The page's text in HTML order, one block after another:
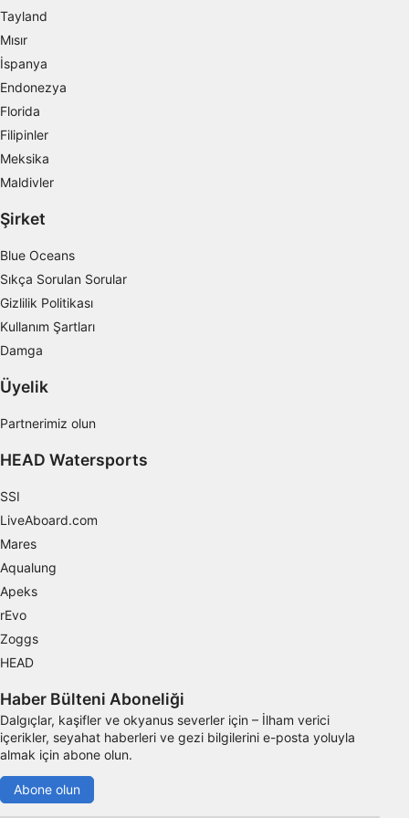
Tayland
Mısır
İspanya
Endonezya
Florida
Filipinler
Meksika
Maldivler
Şirket
Blue Oceans
Sıkça Sorulan Sorular
Gizlilik Politikası
Kullanım Şartları
Damga
Üyelik
Partnerimiz olun
HEAD Watersports
SSI
LiveAboard.com
Mares
Aqualung
Apeks
rEvo
Zoggs
HEAD
Haber Bülteni Aboneliği
Dalgıçlar, kaşifler ve okyanus severler için – İlham verici
içerikler, seyahat haberleri ve gezi bilgilerini e-posta yoluyla
almak için abone olun.
Abone olun
oluşturmak
kullanmak
Reklam performansını ölçmek
İçerik performansını ölçmek
İstatistikler veya farklı kaynaklardan gelen
anlamak
Hizmetleri geliştirmek ve iyileştirmek
İçerik seçmek için sınırlı veri kullanmak
Kesin coğrafi konum verilerini kullanmak
Aktif olarak talep edilen bilgilere dayanarak
IAB dışı işleme amaçları:
Gerekli
Reklâm